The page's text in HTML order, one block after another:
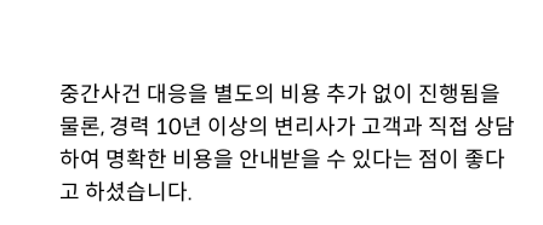
중간사건 대응을 별도의 비용 추가 없이 진행됨을
물론, 경력 10년 이상의 변리사가 고객과 직접 상담
하여 명확한 비용을 안내받을 수 있다는 점이 좋다
고 하셨습니다.